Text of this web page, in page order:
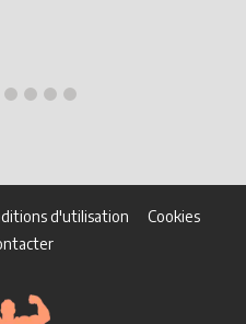
d'utilisation
Cookies